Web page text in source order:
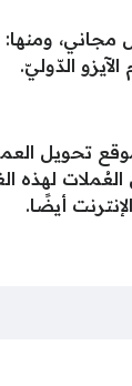
ومنها:
الدّوليّ.
تحويل
لهذه
أيضًا.